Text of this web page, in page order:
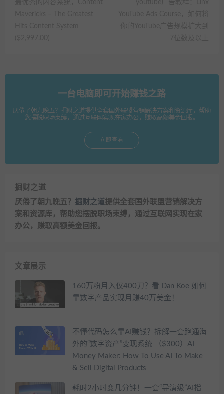
一台电脑即可开始赚钱之路
厌倦了朝九晚五？掘财之道提供全套国外联盟营销解决方案和资源库，帮助
您摆脱职场束缚，通过互联网实现在家办公，赚取高额美金回报。
立即查看
掘财之道
厌倦了朝九晚五？ 掘财之道 提供全套国外联盟营销解决方
案和资源库，帮助您摆脱职场束缚，通过互联网实现在家
办公，赚取高额美金回报。
文章展示
160万粉月入仅400刀？看 Dan Koe 如何
靠数字产品实现月赚40万美金！
不懂代码怎么靠AI赚钱？拆解一套跑通海
外的“数字资产”变现系统 （$300）AI
Money Maker: How To Use AI To Make
& Sell Digital Products
耗时2小时变几分钟！一套“导演级”AI指